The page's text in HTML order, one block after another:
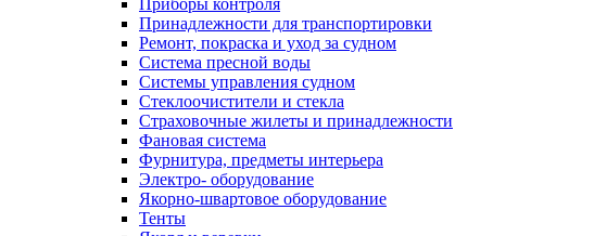
Приборы контроля
Принадлежности для транспортировки
Ремонт, покраска и уход за судном
Система пресной воды
Системы управления судном
Стеклоочистители и стекла
Страховочные жилеты и принадлежности
Фановая система
Фурнитура, предметы интерьера
Электро- оборудование
Якорно-швартовое оборудование
Тенты